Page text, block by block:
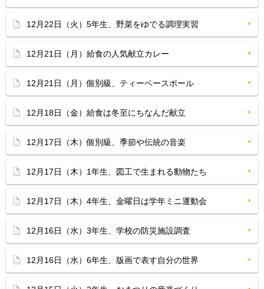
12月22日（火）5年生、野菜をゆでる調理実習
12月21日（月）給食の人気献立カレー
12月21日（月）個別級、ティーベースボール
12月18日（金）給食は冬至にちなんだ献立
12月17日（木）個別級、季節や伝統の音楽
12月17日（木）1年生、図工で生まれる動物たち
12月17日（木）4年生、金曜日は学年ミニ運動会
12月16日（水）3年生、学校の防災施設調査
12月16日（水）6年生、版画で表す自分の世界